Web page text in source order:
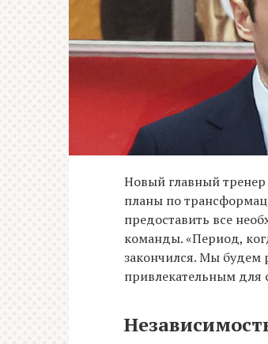
Новый главный
планы по
предоставить все
команды. «Период,
закончился. Мы будем
привлекательным для